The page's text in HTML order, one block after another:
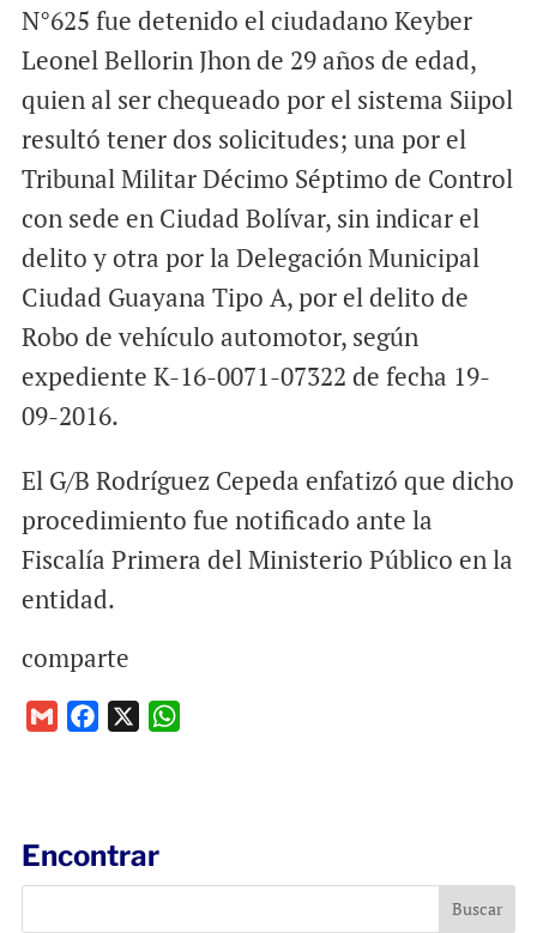
N°625 fue detenido el ciudadano Keyber
Leonel Bellorin Jhon de 29 años de edad,
quien al ser chequeado por el sistema Siipol
resultó tener dos solicitudes; una por el
Tribunal Militar Décimo Séptimo de Control
con sede en Ciudad Bolívar, sin indicar el
delito y otra por la Delegación Municipal
Ciudad Guayana Tipo A, por el delito de
Robo de vehículo automotor, según
expediente K-16-0071-07322 de fecha 19-
09-2016.
El G/B Rodríguez Cepeda enfatizó que dicho
procedimiento fue notificado ante la
Fiscalía Primera del Ministerio Público en la
entidad.
comparte
o
Encontrar